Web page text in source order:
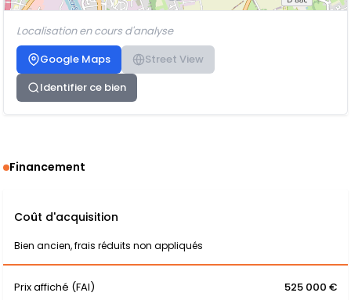
Localisation en cours d'analyse
Google Maps
Street View
Identifier ce bien
Financement
Coût d'acquisition
Bien ancien, frais réduits non appliqués
Prix affiché (FAI) 525 000 €